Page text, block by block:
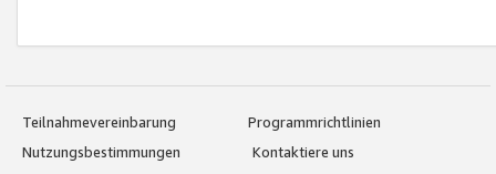
Teilnahmevereinbarung
Programmrichtlinien
Nutzungsbestimmungen
Kontaktiere uns